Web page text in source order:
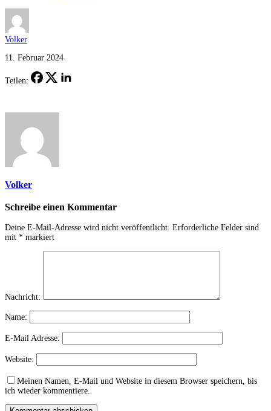
Volker
11. Februar 2024
Teilen:
Volker
Schreibe einen Kommentar
Deine E-Mail-Adresse wird nicht veröffentlicht. Erforderliche Felder sind
mit * markiert
Nachricht:
Name:
E-Mail Adresse:
Website:
Meinen Namen, E-Mail und Website in diesem Browser speichern, bis
ich wieder kommentiere.